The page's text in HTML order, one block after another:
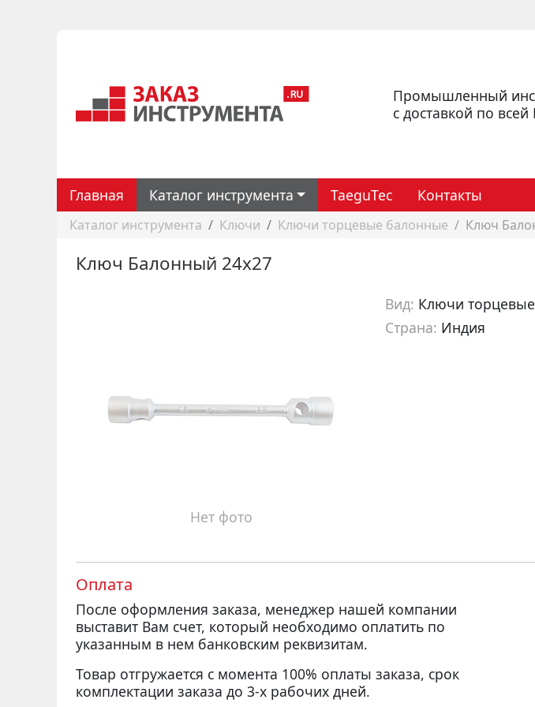
Промышленный
с доставкой по всей
Главная
Каталог инструмента TaeguTec Контакты
Каталог инструмента Ключи Ключи торцевые балонные Ключ
Ключ Балонный 24х27
Нет фото
Вид: Ключи
Страна: Индия
Оплата
После оформления заказа, менеджер нашей компании
выставит Вам счет, который необходимо оплатить по
указанным в нем банковским реквизитам.
Товар отгружается с момента 100% оплаты заказа, срок
комплектации заказа до 3-х рабочих дней.